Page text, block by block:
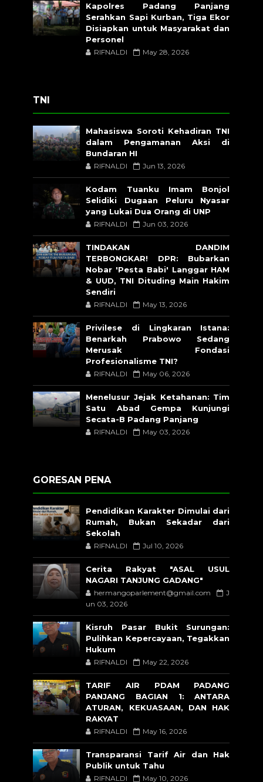
Kapolres Padang Panjang
Serahkan Sapi Kurban, Tiga Ekor
Disiapkan untuk Masyarakat dan
Personel
RIFNALDI May 28, 2026
TNI
Mahasiswa Soroti Kehadiran TNI
dalam Pengamanan Aksi di
Bundaran HI
RIFNALDI Jun 13, 2026
Kodam Tuanku Imam Bonjol
Selidiki Dugaan Peluru Nyasar
yang Lukai Dua Orang di UNP
RIFNALDI Jun 03, 2026
TINDAKAN DANDIM
TERBONGKAR! DPR: Bubarkan
Nobar 'Pesta Babi' Langgar HAM
& UUD, TNI Dituding Main Hakim
Sendiri
RIFNALDI May 13, 2026
Privilese di Lingkaran Istana:
Benarkah Prabowo Sedang
Merusak Fondasi
Profesionalisme TNI?
RIFNALDI May 06, 2026
Menelusur Jejak Ketahanan: Tim
Satu Abad Gempa Kunjungi
Secata-B Padang Panjang
RIFNALDI May 03, 2026
GORESAN PENA
Pendidikan Karakter Dimulai dari
Rumah, Bukan Sekadar dari
Sekolah
RIFNALDI Jul 10, 2026
Cerita Rakyat "ASAL USUL
NAGARI TANJUNG GADANG"
hermangoparlement@gmail.com
J
un 03, 2026
Kisruh Pasar Bukit Surungan:
Pulihkan Kepercayaan, Tegakkan
Hukum
RIFNALDI May 22, 2026
TARIF AIR PDAM PADANG
PANJANG BAGIAN 1: ANTARA
ATURAN, KEKUASAAN, DAN HAK
RAKYAT
RIFNALDI May 16, 2026
Transparansi Tarif Air dan Hak
Publik untuk Tahu
RIFNALDI May 10, 2026